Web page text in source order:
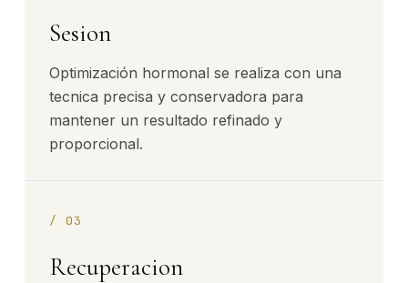
Sesion
Optimización hormonal se realiza con una
tecnica precisa y conservadora para
mantener un resultado refinado y
proporcional.
/03
Recuperacion